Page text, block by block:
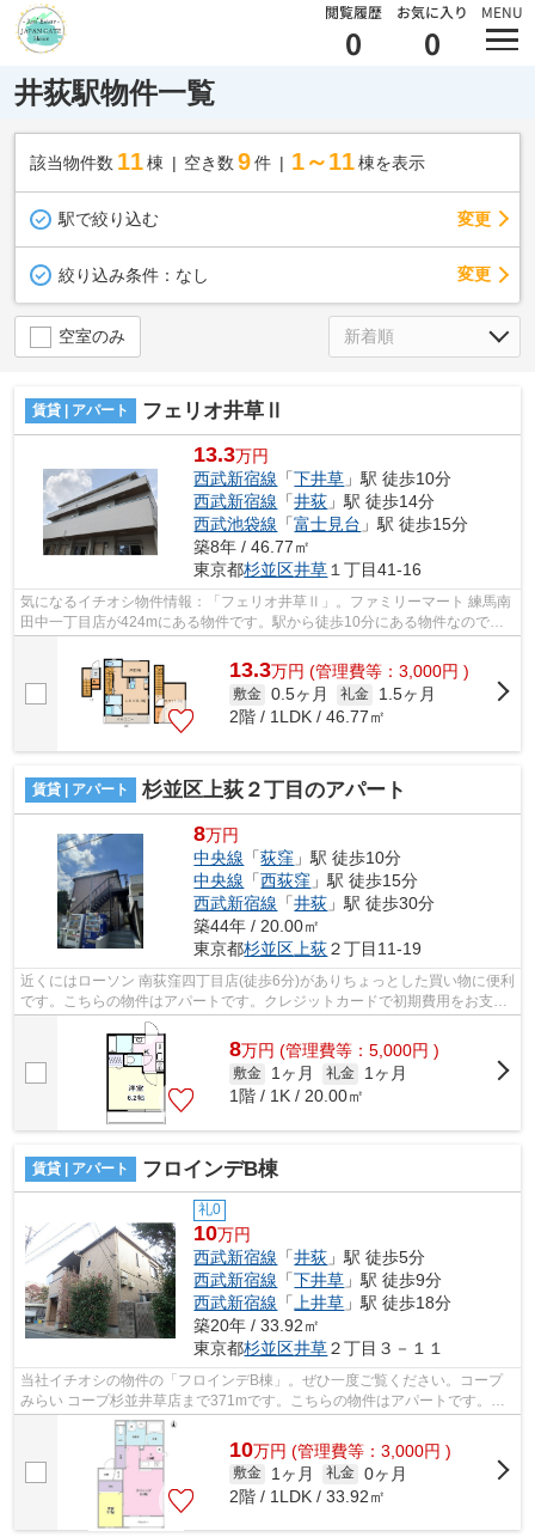
閲覧履歴
0
お気に入り
0
MENU
井荻駅物件一覧
該当物件数 11棟 空き数 9 件 1～11 棟を表示
駅で絞り込む 変更
絞り込み条件： なし 変更
空室のみ
賃貸 | アパート フェリオ井草Ⅱ
13.3万円
西武新宿線 「下井草 」駅 徒歩10分
西武新宿線 「井荻 」駅 徒歩14分
西武池袋線 「富士見台 」駅 徒歩15分
築8年 / 46.77㎡
東京都杉並区井草 １丁目41-16
気になるイチオシ物件情報：「フェリオ井草Ⅱ」。ファミリーマート 練馬南
田中一丁目店が424mにある物件です。駅から徒歩10分にある物件なので、
電車利用が多い方にオススメです。こち...
13.3万円 (管理費等：3,000円 )
敷金 0.5ヶ月 礼金
1.5ヶ月
2階 / 1LDK / 46.77㎡
賃貸 | アパート 杉並区上荻２丁目のアパート
8万円
中央線 「荻窪 」駅 徒歩10分
中央線 「西荻窪 」駅 徒歩15分
西武新宿線 「井荻 」駅 徒歩30分
築44年 / 20.00㎡
東京都杉並区 上荻２丁目11-19
近くにはローソン 南荻窪四丁目店(徒歩6分)がありちょっとした買い物に便利
です。こちらの物件はアパートです。クレジットカードで初期費用をお支払
いいただける物件です。駅から徒歩1...
8万円 (管理費等：5,000円 )
敷金 1ヶ月 礼金
1ヶ月
1階 / 1K / 20.00㎡
賃貸 | アパート フロインデB棟
礼0
10万円
西武新宿線 「井荻 」駅 徒歩5分
西武新宿線 「下井草 」駅 徒歩9分
西武新宿線 「上井草 」駅 徒歩18分
築20年 / 33.92㎡
東京都杉並区井草２丁目３－１１
当社イチオシの物件の「フロインデB棟」。ぜひ一度ご覧ください。コープ
みらい コープ杉並井草店まで371mです。こちらの物件はアパートです。最
上階のアパートです。あなたにとって快...
10万円 (管理費等：3,000円 )
敷金 1ヶ月 礼金 0ヶ月
2階 / 1LDK / 33.92㎡